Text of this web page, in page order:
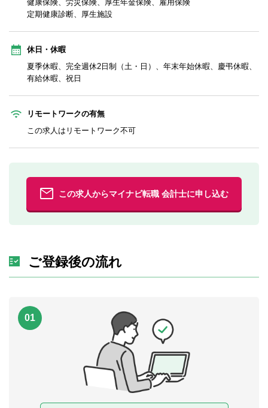
健康保険、労災保険、厚生年金保険、雇用保険
定期健康診断、厚生施設
休日・休暇
夏季休暇、完全週休2日制（土・日）、年末年始休暇、慶弔休暇、
有給休暇、祝日
リモートワークの有無
この求人はリモートワーク不可
この求人からマイナビ転職 会計士に申し込む
ご登録後の流れ
01